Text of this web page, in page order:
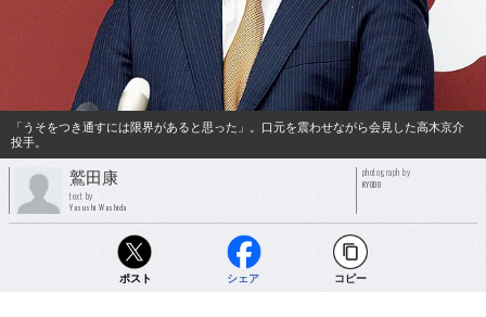
「うそをつき通すには限界があると思った」。口元を震わせながら会見した高木京介
投手。
鷲田康
text by
Yasushi Washida
photograph by
KYODO
ポスト シェア コピー